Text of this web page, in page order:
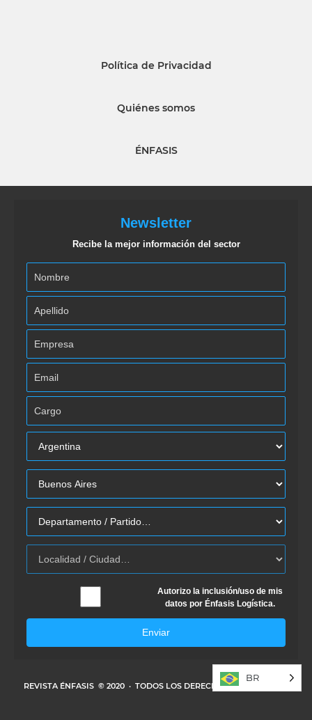
Política de Privacidad
Quiénes somos
ÉNFASIS
Newsletter
Recibe la mejor información del sector
Autorizo la inclusión/uso de mis
datos por Énfasis Logística.
Enviar
REVISTA ÉNFASIS © 2020 · TODOS LOS DERECHOS RESERVADOS
BR